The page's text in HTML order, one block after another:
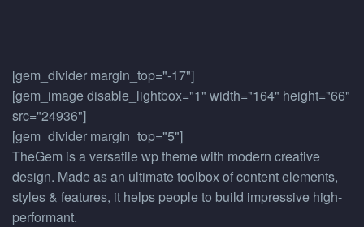
[gem_divider margin_top="-17"]
[gem_image disable_lightbox="1" width="164" height="66"
src="24936"]
[gem_divider margin_top="5"]
TheGem is a versatile wp theme with modern creative
design. Made as an ultimate toolbox of content elements,
styles & features, it helps people to build impressive high-
performant.